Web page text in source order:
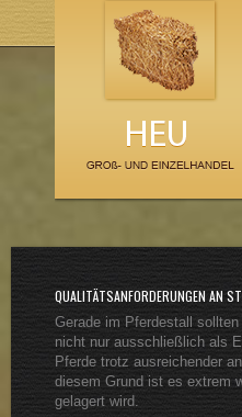
QUALITÄTSANFORDERUNGEN AN
Gerade im Pferdestall
nicht nur ausschließlich als
Pferde trotz ausreichender
diesem Grund ist es extrem
gelagert wird.